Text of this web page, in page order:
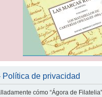
de privacidad
cómo “Ágora de